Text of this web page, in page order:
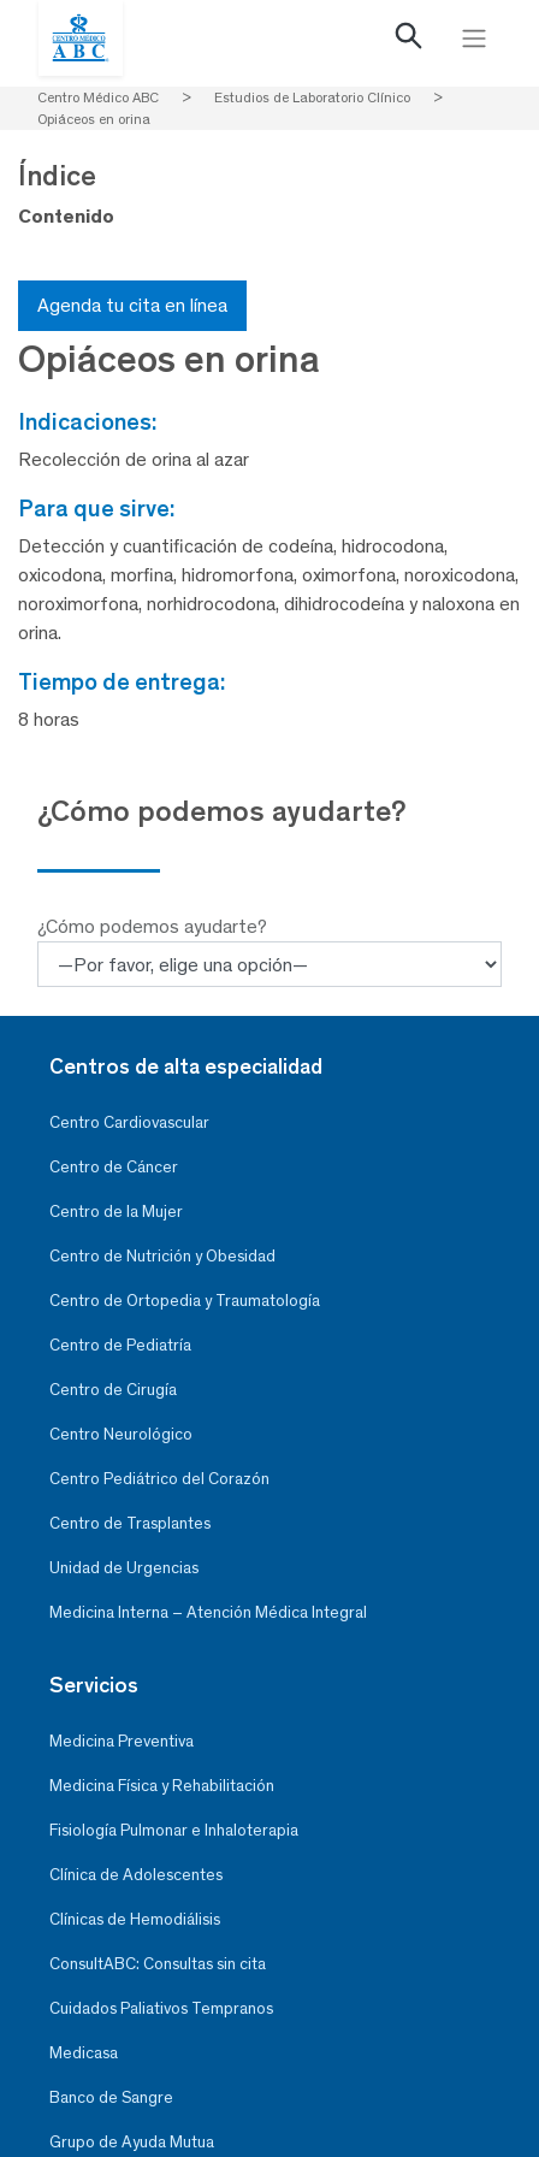
Centro Médico ABC > Estudios de Laboratorio Clínico
>
Opiáceos en orina
Opiáceos en orina
indicaciones:
Recolección de orina al azar
para que sirve:
Detección y cuantificación de codeína, hidrocodona,
oxicodona, morfina, hidromorfona, oximorfona, noroxicodona,
noroximorfona, norhidrocodona, dihidrocodeína y naloxona en
orina.
tiempo de entrega:
8 horas
¿Cómo podemos ayudarte?
¿Cómo podemos ayudarte?
Índice
Contenido
Agenda tu cita en línea
Centros de alta especialidad
Centro Cardiovascular
Centro de Cáncer
Centro de la Mujer
Centro de Nutrición y Obesidad
Centro de Ortopedia y Traumatología
Centro de Pediatría
Centro de Cirugía
Centro Neurológico
Centro Pediátrico del Corazón
Centro de Trasplantes
Unidad de Urgencias
Medicina Interna – Atención Médica Integral
Servicios
Medicina Preventiva
Medicina Física y Rehabilitación
Fisiología Pulmonar e Inhaloterapia
Clínica de Adolescentes
Clínicas de Hemodiálisis
ConsultABC: Consultas sin cita
Cuidados Paliativos Tempranos
Medicasa
Banco de Sangre
Grupo de Ayuda Mutua